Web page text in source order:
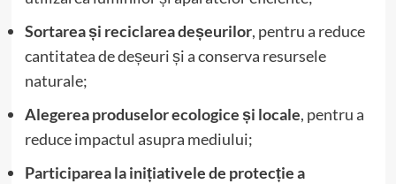
Sortarea și reciclarea deșeurilor, pentru a reduce
cantitatea de deșeuri și a conserva resursele
naturale;
Alegerea produselor ecologice și locale, pentru a
reduce impactul asupra mediului;
Participarea la inițiativele de protecție a